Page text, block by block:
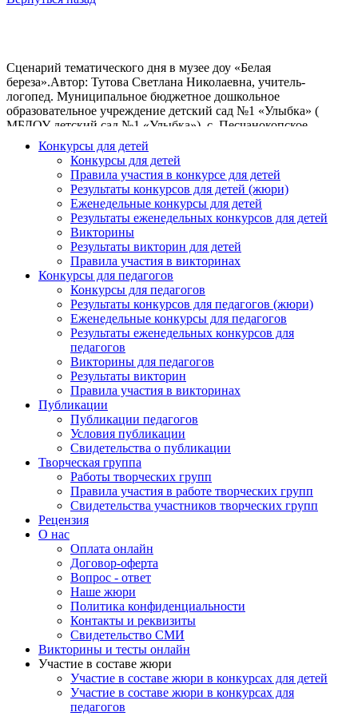
Сценарий тематического дня в музее доу «Белая
береза».Автор: Тутова Светлана Николаевна, учитель-
логопед. Муниципальное бюджетное дошкольное
образовательное учреждение детский сад №1 «Улыбка» (
МБДОУ детский сад №1 «Улыбка»), с. Песчанокопское
Ростовской области.Ведущая: Здравствуйте, дорогие гости!
Очень рады мы, что вы к нам в гости пожаловали.Наш
сегодняшний праздник мы посвящен березке. Ни в одной
стране нет столько берез, как у нас.Петушок: Кукареку
здравствуйте ребята. Как рано вы просыпаетесь. Куда же вы
так рано собираетесь?Ведущий: Наши ребята рано встают в
детский садик все идут. Здесь играют и поют дружно весело
живут. А сегодня мы идем на праздник
к березке.Петушок: Березка ребята моя подружка. Рано я
встаю, песенку для нее пою. А вы про меня песенку знаете?
Если споете я вам к ней дорожку покажу.Ведущий: Конечно
знают наши ребята про тебя песенку, вот послушай.
(«Петушок» русская народная песня)Петушок: Песенка
хорошая моей подружке березки тоже нравится когда все
радуются поют играют да хороводы водят.Ведущий: Давайте
ребята встанем да сыграем в игру «В хороводе были
мы» может нам удастся березку порадовать.Петушок: Ребята
как у вас весело пойду березку зватьБелая березонька, оживи!
И на праздник к детям скорее приходи.(Выходит березка,
здоровается с детьми).Ведущий: Здравствуй березка, спасибо
что пришла к нам на праздник. А ребята тебя очень ждали,
приготовили для тебя игры и танцы, хочешь посмотреть?
Выходите, порадуйте березку!Танец «Мы
вокруг березки»Зайка: Здравствуйте ребята как весело у вас.
Разрешите и мне березки поклониться, да около березки
порезвиться.Ведущий: Здравствуй зайка проходи да всех нас
повесели.Игра «Мы на луг ходили»Зайка: Ребята какие вы
молодцы так меня повеселили у меня тоже для вас подарок
есть волшебная корзинка, а в ней музыкальные
инструменты.Хотите поиграть на них да березку нашу
повеселить.Ведущий: Зайка спасибо. Посмотри березка, да
наши ребята настоящие музыканты. Выходите мальчики,
выходите девочки сыграйте для березки.Оркестр «Во
поле березка стояла»Зайка: И вам спасибо ребята ну а мне
пора, до свидания друзья.Березка : Вот и я, Березка в новом
сарафане!Хочется мне дети, веселиться с
вамиХоровод «Береза белая»Ведущий: Мы с тобой березка,
рады веселиться. Песни петь, гулять и конечно же
играть.Игра «Ходит Ваня»Ведущий: С давних времен люди
любили русскую березку. Наряжали ее ленточками. Наступила
Конкурсы для детей
Конкурсы для детей
Правила участия в конкурсе для детей
Результаты конкурсов для детей (жюри)
Еженедельные конкурсы для детей
Результаты еженедельных конкурсов для детей
Викторины
Результаты викторин для детей
Правила участия в викторинах
Конкурсы для педагогов
Конкурсы для педагогов
Результаты конкурсов для педагогов (жюри)
Еженедельные конкурсы для педагогов
Результаты еженедельных конкурсов для
педагогов
Викторины для педагогов
Результаты викторин
Правила участия в викторинах
Публикации
Публикации педагогов
Условия публикации
Свидетельства о публикации
Творческая группа
Работы творческих групп
Правила участия в работе творческих групп
Свидетельства участников творческих групп
Рецензия
О нас
Оплата онлайн
Договор-оферта
Вопрос - ответ
Наше жюри
Политика конфиденциальности
Контакты и реквизиты
Свидетельство СМИ
Викторины и тесты онлайн
Участие в составе жюри
Участие в составе жюри в конкурсах для детей
Участие в составе жюри в конкурсах для
педагогов